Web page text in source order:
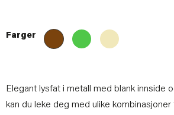
Farger
Elegant lysfat i metall med blank innside
kan du leke deg med ulike